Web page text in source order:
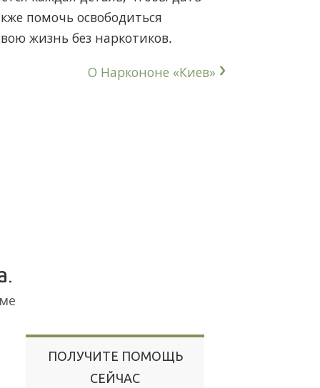
помочь освободиться
жизнь без наркотиков.
О Наркононе «Киев»
ПОЛУЧИТЕ ПОМОЩЬ
СЕЙЧАС